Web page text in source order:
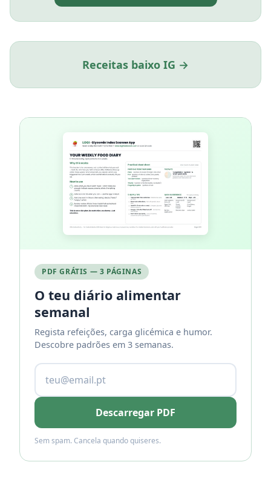
Receitas baixo IG →
PDF GRÁTIS — 3 PÁGINAS
O teu diário alimentar
semanal
Regista refeições, carga glicémica e humor.
Descobre padrões em 3 semanas.
Descarregar PDF
Sem spam. Cancela quando quiseres.